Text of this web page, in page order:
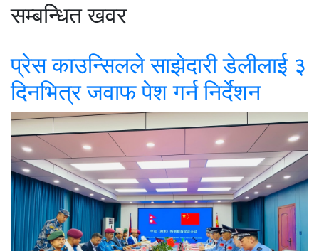
सम्बन्धित खवर
प्रेस काउन्सिलले साझेदारी डेलीलाई ३
दिनभित्र जवाफ पेश गर्न निर्देशन